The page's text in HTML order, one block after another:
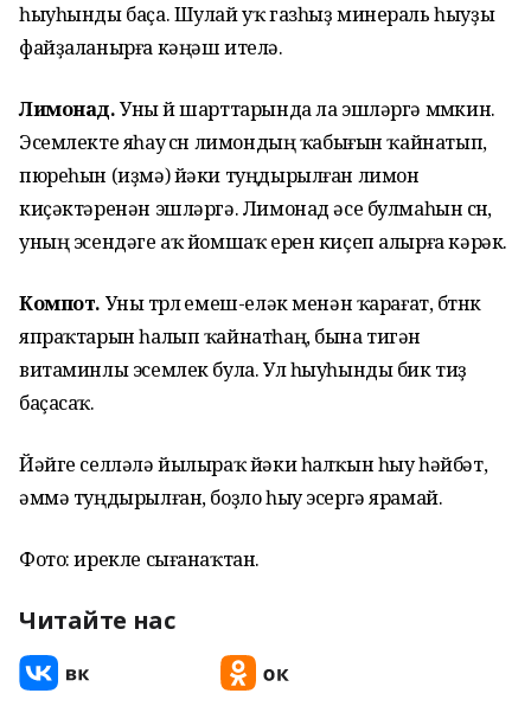
һыуһынды баҫа. Шулай уҡ газһыҙ минераль һыуҙы
файҙаланырға кәңәш ителә.
Лимонад.Уны өй шарттарында ла эшләргә мөмкин.
Эсемлекте яһау өсөн лимондың ҡабығын ҡайнатып,
пюреһын (иҙмә) йәки туңдырылған лимон
киҫәктәренән эшләргә. Лимонад әсе булмаһын өсөн,
уның эсендәге аҡ йомшаҡ ерен киҫеп алырға кәрәк.
Компот. Уны төрлө емеш-еләк менән ҡарағат, бөтнөк
япраҡтарын һалып ҡайнатһаң, бына тигән
витаминлы эсемлек була. Ул һыуһынды бик тиҙ
баҫасаҡ.
Йәйге селләлә йылыраҡ йәки һалҡын һыу һәйбәт,
әммә туңдырылған, боҙло һыу эсергә ярамай.
Фото: ирекле сығанаҡтан.
Читайте нас